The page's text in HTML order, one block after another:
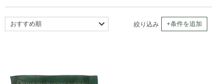
おすすめ順
価格の高い順
絞り込み +条件を追加